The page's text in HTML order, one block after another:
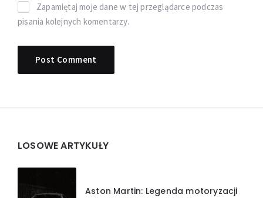
Zapamiętaj moje dane w tej przeglądarce podczas
pisania kolejnych komentarzy.
Widgets
LOSOWE ARTYKUŁY
Aston Martin: Legenda motoryzacji